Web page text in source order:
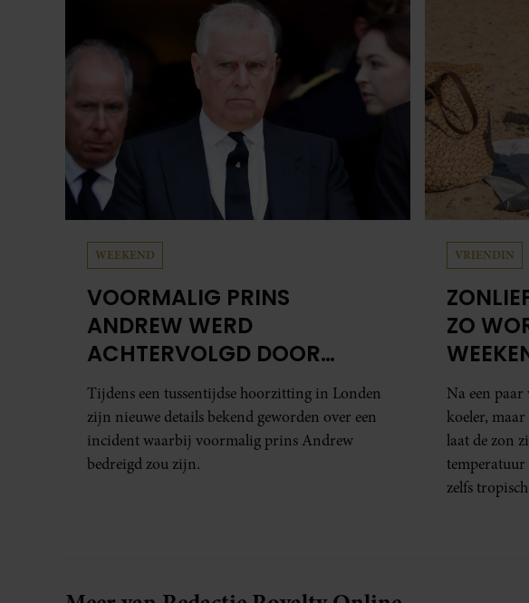
het ook
WEEKEND
VOORMALIG PRINS
ANDREW WERD
ACHTERVOLGD DOOR
VERMEENDE STALKER MET
BIVAKMUTS
Tijdens een tussentijdse hoorzitting in Londen
zijn nieuwe details bekend geworden over een
incident waarbij voormalig prins Andrew
bedreigd zou zijn.
VRIENDIN
ZO
Na een paar
koeler,
laat de zon
zelfs